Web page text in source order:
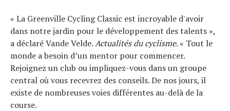
« La Greenville Cycling Classic est incroyable d'avoir
dans notre jardin pour le développement des talents »,
a déclaré Vande Velde.Actualités du cyclisme. « Tout le
monde a besoin d’un mentor pour commencer.
Rejoignez un club ou impliquez-vous dans un groupe
central où vous recevrez des conseils. De nos jours, il
existe de nombreuses voies différentes au-delà de la
course.